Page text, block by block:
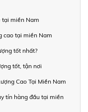
tại miền Nam
cao tại miền Nam
tốt nhất?
tốt, tận nơi
Cao Tại Miền Nam
tín hàng đầu tại miền